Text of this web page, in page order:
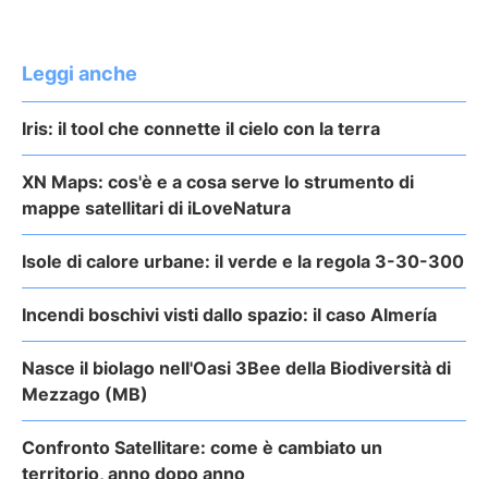
Leggi anche
Iris: il tool che connette il cielo con la terra
XN Maps: cos'è e a cosa serve lo strumento di
mappe satellitari di iLoveNatura
Isole di calore urbane: il verde e la regola 3-30-300
Incendi boschivi visti dallo spazio: il caso Almería
Nasce il biolago nell'Oasi 3Bee della Biodiversità di
Mezzago (MB)
Confronto Satellitare: come è cambiato un
territorio, anno dopo anno